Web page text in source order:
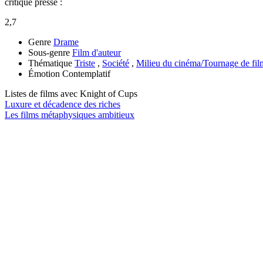
2,7
Genre Drame
Sous-genre Film d'auteur
Thématique Triste , Société , Milieu du cinéma/Tournage de
Émotion Contemplatif
Listes de films avec Knight of Cups
Luxure et décadence des riches
Les films métaphysiques ambitieux